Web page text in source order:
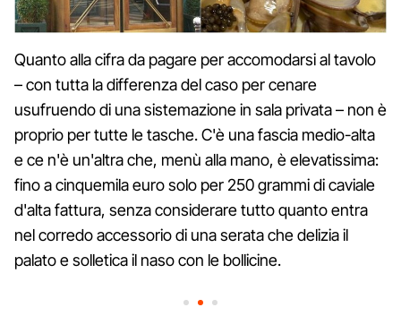
Quanto alla cifra da pagare per accomodarsi al tavolo
– con tutta la differenza del caso per cenare
usufruendo di una sistemazione in sala privata – non è
proprio per tutte le tasche. C'è una fascia medio-alta
e ce n'è un'altra che, menù alla mano, è elevatissima:
fino a cinquemila euro solo per 250 grammi di caviale
d'alta fattura, senza considerare tutto quanto entra
nel corredo accessorio di una serata che delizia il
palato e solletica il naso con le bollicine.